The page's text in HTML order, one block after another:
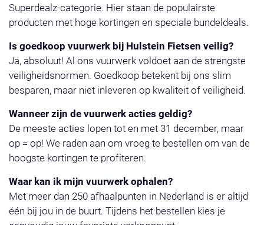
Superdealz-categorie. Hier staan de populairste
producten met hoge kortingen en speciale bundeldeals.
Is goedkoop vuurwerk bij Hulstein Fietsen veilig?
Ja, absoluut! Al ons vuurwerk voldoet aan de strengste
veiligheidsnormen. Goedkoop betekent bij ons slim
besparen, maar niet inleveren op kwaliteit of veiligheid.
Wanneer zijn de vuurwerk acties geldig?
De meeste acties lopen tot en met 31 december, maar
op = op! We raden aan om vroeg te bestellen om van de
hoogste kortingen te profiteren.
Waar kan ik mijn vuurwerk ophalen?
Met meer dan 250 afhaalpunten in Nederland is er altijd
één bij jou in de buurt. Tijdens het bestellen kies je